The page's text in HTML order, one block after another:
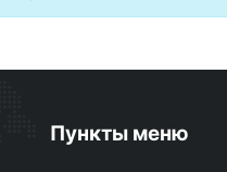
Пункты меню